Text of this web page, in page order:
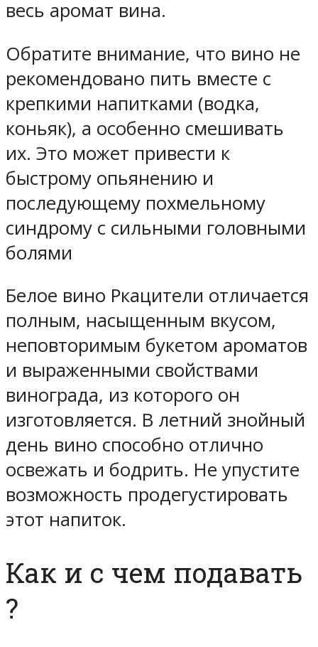
весь аромат вина.
Обратите внимание, что вино не
рекомендовано пить вместе с
крепкими напитками (водка,
коньяк), а особенно смешивать
их. Это может привести к
быстрому опьянению и
последующему похмельному
синдрому с сильными головными
болями
Белое вино Ркацители отличается
полным, насыщенным вкусом,
неповторимым букетом ароматов
и выраженными свойствами
винограда, из которого он
изготовляется. В летний знойный
день вино способно отлично
освежать и бодрить. Не упустите
возможность продегустировать
этот напиток.
Как и с чем подавать
?